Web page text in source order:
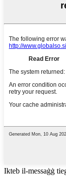
Ikteb il-messaġġ